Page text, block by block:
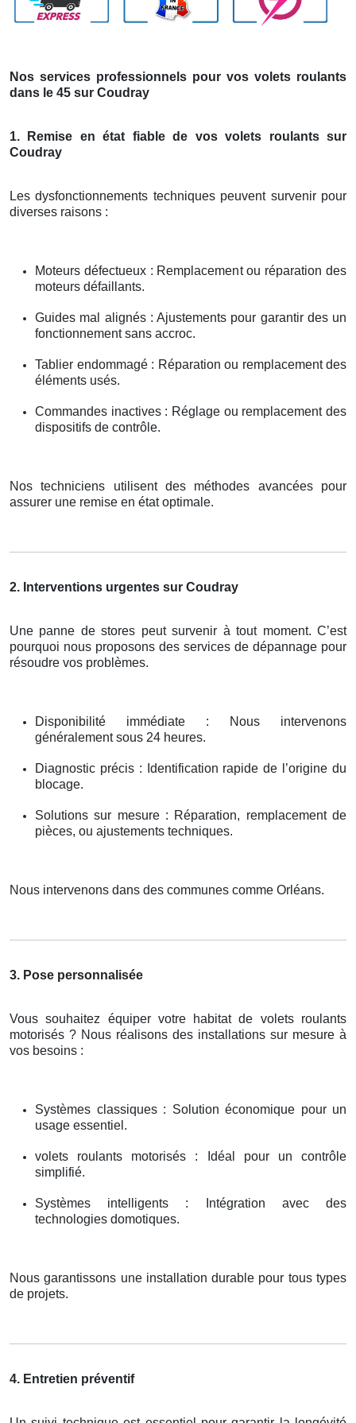
Nos services professionnels pour vos volets roulants
dans le 45 sur Coudray
1. Remise en état fiable de vos volets roulants sur
Coudray
Les dysfonctionnements techniques peuvent survenir pour
diverses raisons :
Moteurs défectueux : Remplacement ou réparation des
moteurs défaillants.
Guides mal alignés : Ajustements pour garantir des un
fonctionnement sans accroc.
Tablier endommagé : Réparation ou remplacement des
éléments usés.
Commandes inactives : Réglage ou remplacement des
dispositifs de contrôle.
Nos techniciens utilisent des méthodes avancées pour
assurer une remise en état optimale.
2. Interventions urgentes sur Coudray
Une panne de stores peut survenir à tout moment. C’est
pourquoi nous proposons des services de dépannage pour
résoudre vos problèmes.
Disponibilité immédiate : Nous intervenons
généralement sous 24 heures.
Diagnostic précis : Identification rapide de l’origine du
blocage.
Solutions sur mesure : Réparation, remplacement de
pièces, ou ajustements techniques.
Nous intervenons dans des communes comme Orléans.
3. Pose personnalisée
Vous souhaitez équiper votre habitat de volets roulants
motorisés ? Nous réalisons des installations sur mesure à
vos besoins :
Systèmes classiques : Solution économique pour un
usage essentiel.
volets roulants motorisés : Idéal pour un contrôle
simplifié.
Systèmes intelligents : Intégration avec des
technologies domotiques.
Nous garantissons une installation durable pour tous types
de projets.
4. Entretien préventif